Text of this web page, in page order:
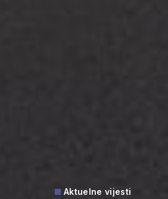
Aktuelne vijesti